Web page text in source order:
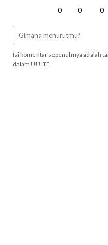
0 0 0
Isi komentar sepenuhnya adalah
dalam UU ITE